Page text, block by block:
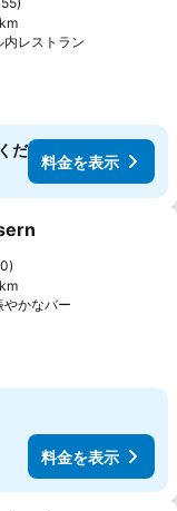
レストラン
だ
料金を表示
追加
かなバー
料金を表示